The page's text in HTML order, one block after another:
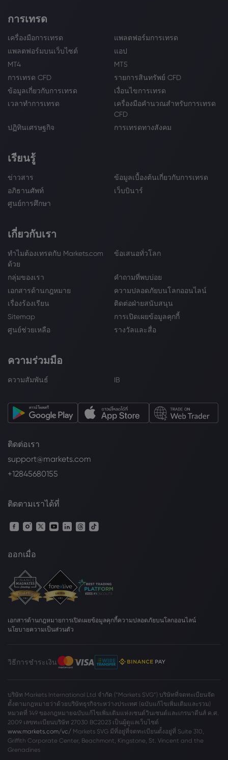
การเทรด
เครื่องมือการเทรด
แพลตฟอร์มการเทรด
แพลตฟอร์มบนเว็บไซต์
แอป
MT4
MT5
การเทรด CFD
รายการสินทรัพย์ CFD
ข้อมูลเกี่ยวกับการเทรด
เงื่อนไขการเทรด
เวลาทำการเทรด
เครื่องมือคำนวณสำหรับการเทรด
CFD
ปฏิทินเศรษฐกิจ
การเทรดทางสังคม
เรียนรู้
ข่าวสาร
ข้อมูลเบื้องต้นเกี่ยวกับการเทรด
อภิธานศัพท์
เว็บบินาร์
ศูนย์การศึกษา
เกี่ยวกับเรา
ทำไมต้องเทรดกับ Markets.com
ด้วย
ข้อเสนอทั่วโลก
กลุ่มของเรา
คำถามที่พบบ่อย
เอกสารด้านกฎหมาย
ความปลอดภัยบนโลกออนไลน์
เรื่องร้องเรียน
ติดต่อฝ่ายสนับสนุน
Sitemap
การเปิดเผยข้อมูลคุกกี้
ศูนย์ช่วยเหลือ
รางวัลและสื่อ
ความร่วมมือ
ความสัมพันธ์ IB
ติดต่อเรา
support@markets.com
+12845680155
ติดตามเราได้ที่
ออกเมื่อ
เอกสารด้านกฎหมายการเปิดเผยข้อมูลคุกกี้ความปลอดภัยบนโลกออนไลน์
นโยบายความเป็นส่วนตัว
วิธีการชำระเงิน
บริษัท Markets International Ltd จำกัด (“Markets SVG”) บริษัทที่จดทะเบียนจัด
ตั้งตามกฎหมายว่าด้วยบริษัทธุรกิจระหว่างประเทศ (ฉบับแก้ไขเพิ่มเติมและรวม)
หมวดที่ 149 ของกฎหมายฉบับแก้ไขเพิ่มเติมแห่งเซนต์วินเซนต์และเกรนาดีนส์ ค.ศ.
2009 เลขทะเบียนบริษัท 27030 BC2023 เป็นผู้ดูแลเว็บไซต์
www.markets.com/vc/ Markets SVG มีที่อยู่ที่จดทะเบียนตั้งอยู่ที่ Suite 310,
Griffith Corporate Center, Beachmont, Kingstone, St. Vincent and the
Grenadines